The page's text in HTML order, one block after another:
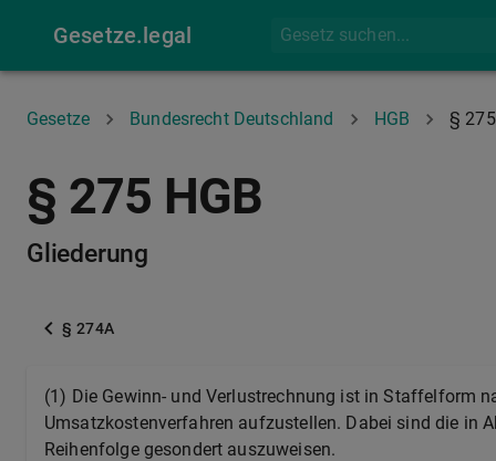
Gesetze.legal
Gesetze Bundesrecht Deutschland HGB § 275
§ 275 HGB
Gliederung
§ 274A
(1) Die Gewinn- und Verlustrechnung ist in Staffelform
Umsatzkostenverfahren aufzustellen. Dabei sind die in
Reihenfolge gesondert auszuweisen.